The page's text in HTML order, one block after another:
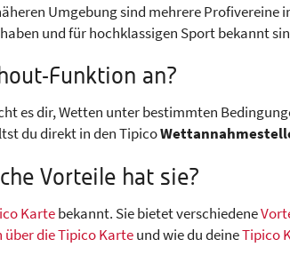
Umgebung sind mehrere
und für hochklassigen Sport bekannt
Funktion an?
es dir, Wetten unter bestimmten
du direkt in den Tipico
Vorteile hat sie?
Kartebekannt. Sie bietet verschiedene
die Tipico Karteund wie du deineTipico